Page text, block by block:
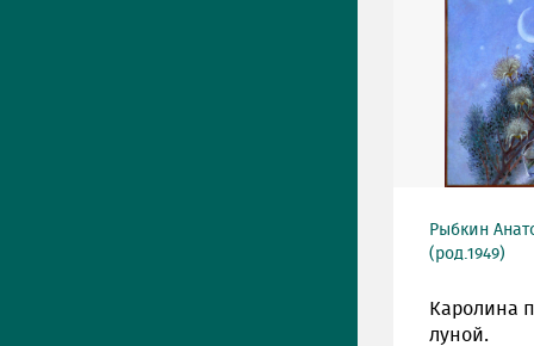
Рыбкин
(род.1949)
Каролина
луной.